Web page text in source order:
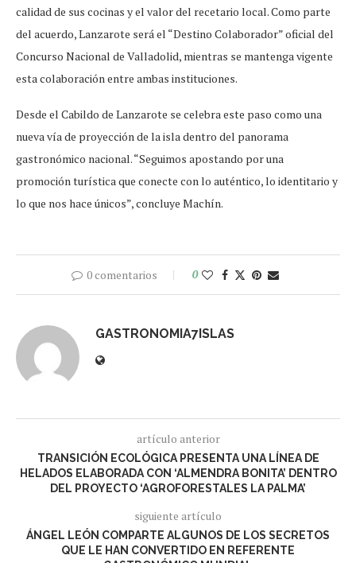
calidad de sus cocinas y el valor del recetario local. Como parte
del acuerdo, Lanzarote será el “Destino Colaborador” oficial del
Concurso Nacional de Valladolid, mientras se mantenga vigente
esta colaboración entre ambas instituciones.
Desde el Cabildo de Lanzarote se celebra este paso como una
nueva vía de proyección de la isla dentro del panorama
gastronómico nacional. “Seguimos apostando por una
promoción turística que conecte con lo auténtico, lo identitario y
lo que nos hace únicos”, concluye Machín.
0 comentarios 0
GASTRONOMIA7ISLAS
artículo anterior
TRANSICIÓN ECOLÓGICA PRESENTA UNA LÍNEA DE
HELADOS ELABORADA CON ‘ALMENDRA BONITA’ DENTRO
DEL PROYECTO ‘AGROFORESTALES LA PALMA’
siguiente artículo
ÁNGEL LEÓN COMPARTE ALGUNOS DE LOS SECRETOS
QUE LE HAN CONVERTIDO EN REFERENTE